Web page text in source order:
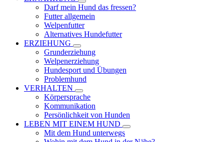
Darf mein Hund das fressen?
Futter allgemein
Welpenfutter
Alternatives Hundefutter
ERZIEHUNG
Grunderziehung
Welpenerziehung
Hundesport und Übungen
Problemhund
VERHALTEN
Körpersprache
Kommunikation
Persönlichkeit von Hunden
LEBEN MIT EINEM HUND
Mit dem Hund unterwegs